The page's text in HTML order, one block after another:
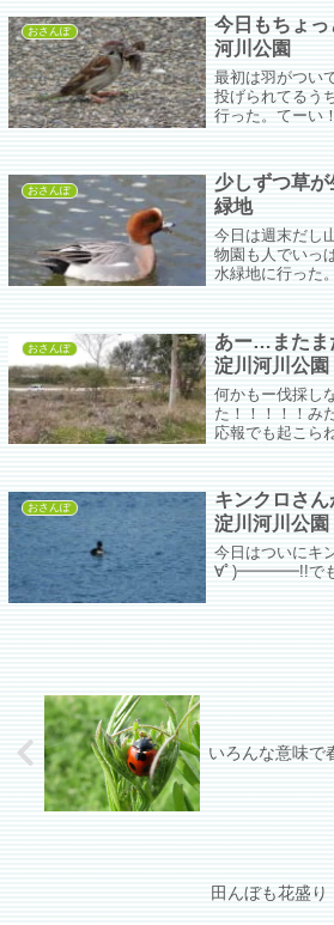
んもないみたい
おさんぽ
今日もちょっ
河川公園
最初は羽がつい
投げられてるう
行った。てーい
おさんぽ
少しずつ草
緑地
今日は週末だし
物園も人でいっ
水緑地に行った。
おさんぽ
あー…またま
淀川河川公園
何かもー伐採し
た！！！！！み
応報でも起こら
おさんぽ
キンクロさ
淀川河川公園
今日はついに
∀ﾟ)━━━━!!でも
いろんな意味で
田んぼも花盛り